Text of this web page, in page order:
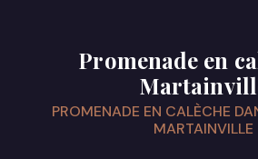
Promenade en
PROMENADE EN CALÈCHE
MARTAINVILLE